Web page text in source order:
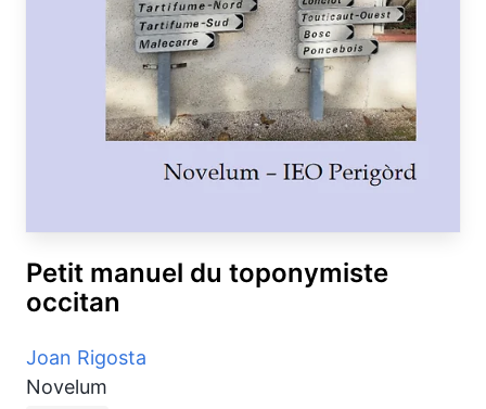
Petit manuel du toponymiste
occitan
Joan Rigosta
Novelum